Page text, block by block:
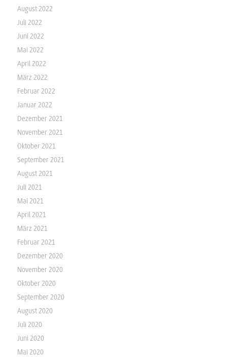
August 2022
Juli 2022
Juni 2022
Mai 2022
April 2022
März 2022
Februar 2022
Januar 2022
Dezember 2021
November 2021
Oktober 2021
September 2021
August 2021
Juli 2021
Mai 2021
April 2021
März 2021
Februar 2021
Dezember 2020
November 2020
Oktober 2020
September 2020
August 2020
Juli 2020
Juni 2020
Mai 2020